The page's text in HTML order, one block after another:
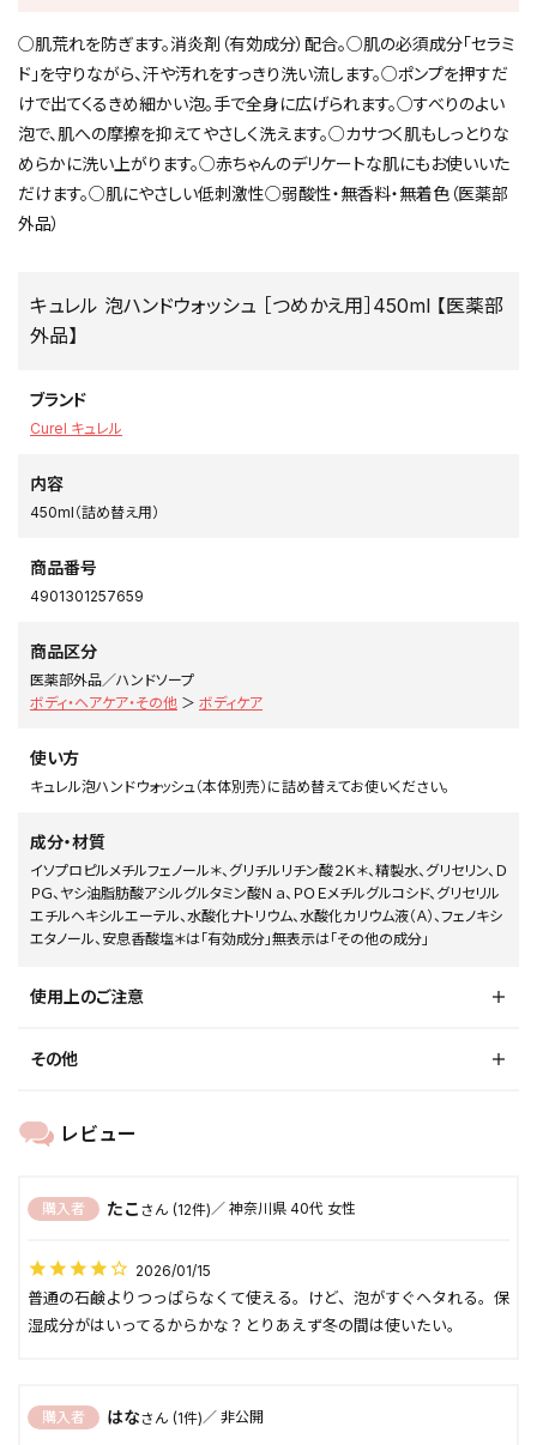
○肌荒れを防ぎます。消炎剤（有効成分）配合。○肌の必須成分「セラミ
ド」を守りながら、汗や汚れをすっきり洗い流します。○ポンプを押すだ
けで出てくるきめ細かい泡。手で全身に広げられます。○すべりのよい
泡で、肌への摩擦を抑えてやさしく洗えます。○カサつく肌もしっとりな
めらかに洗い上がります。○赤ちゃんのデリケートな肌にもお使いいた
だけます。○肌にやさしい低刺激性○弱酸性・無香料・無着色（医薬部
外品）
キュレル 泡ハンドウォッシュ ［つめかえ用］450ml 【医薬部
外品】
ブランド
Curel キュレル
内容
450ml（詰め替え用）
商品番号
4901301257659
商品区分
医薬部外品／ハンドソープ
ボディ・ヘアケア・その他 ＞ ボディケア
使い方
キュレル泡ハンドウォッシュ（本体別売）に詰め替えてお使いください。
成分・材質
イソプロピルメチルフェノール＊、グリチルリチン酸２Ｋ＊、精製水、グリセリン、Ｄ
ＰＧ、ヤシ油脂肪酸アシルグルタミン酸Ｎａ、ＰＯＥメチルグルコシド、グリセリル
エチルヘキシルエーテル、水酸化ナトリウム、水酸化カリウム液（Ａ）、フェノキシ
エタノール、安息香酸塩＊は「有効成分」無表示は「その他の成分」
使用上のご注意
その他
たこ 12
購入者 神奈川県 40代 女性
2026/01/15
普通の石鹸よりつっぱらなくて使える。けど、泡がすぐヘタれる。保
湿成分がはいってるからかな？とりあえず冬の間は使いたい。
はな 1
購入者 非公開